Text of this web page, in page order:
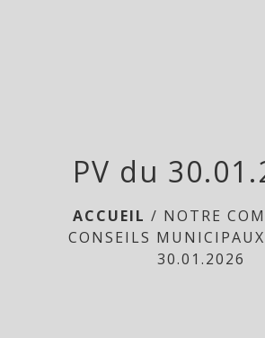
PV du
ACCUEIL / NOTRE
CONSEILS MUNICIPAUX
30.01.2026